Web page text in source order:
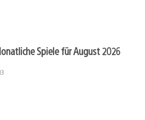
Spiele für August 2026